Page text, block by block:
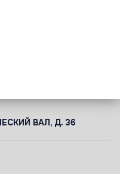
ВАЛ, Д. 36